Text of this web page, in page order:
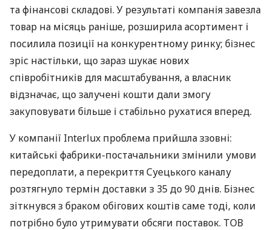
та фінансові складові. У результаті компанія завезла
товар на місяць раніше, розширила асортимент і
посилила позиції на конкурентному ринку; бізнес
зріс настільки, що зараз шукає нових
співробітників для масштабування, а власник
відзначає, що залучені кошти дали змогу
закуповувати більше і стабільно рухатися вперед.
У компанії Interlux проблема прийшла ззовні:
китайські фабрики-постачальники змінили умови
передоплати, а перекриття Суецького каналу
розтягнуло термін доставки з 35 до 90 днів. Бізнес
зіткнувся з браком обігових коштів саме тоді, коли
потрібно було утримувати обсяги поставок. ТОВ